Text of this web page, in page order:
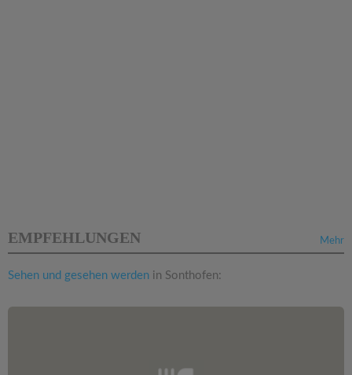
Mehr
EMPFEHLUNGEN
Sehen und gesehen werden in Sonthofen: